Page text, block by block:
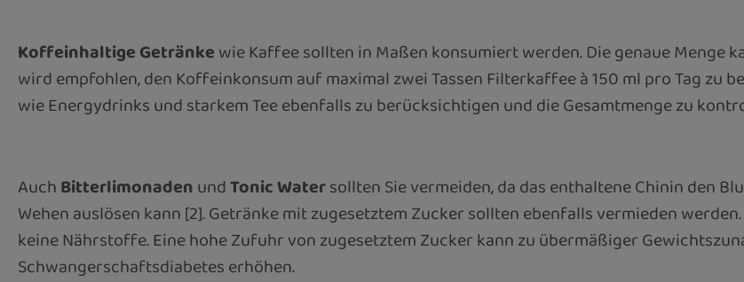
Koffeinhaltige Getränkewie Kaffee sollten in Maßen konsumiert werden. Die genaue Menge
wird empfohlen, den Koffeinkonsum auf maximal zwei Tassen Filterkaffee à 150 ml pro Tag zu
wie Energydrinks und starkem Tee ebenfalls zu berücksichtigen und die Gesamtmenge zu
AuchBitterlimonadenundTonic Watersollten Sie vermeiden, da das enthaltene Chinin den
Wehen auslösen kann [2]. Getränke mit zugesetztem Zucker sollten ebenfalls vermieden
keine Nährstoffe. Eine hohe Zufuhr von zugesetztem Zucker kann zu übermäßiger
Schwangerschaftsdiabetes erhöhen.